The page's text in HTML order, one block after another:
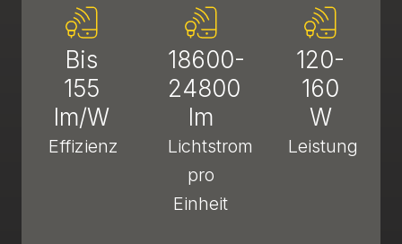
Bis
155
lm/W
Effizienz
18600-
24800
lm
Lichtstrom
pro
Einheit
120-
160
W
Leistung